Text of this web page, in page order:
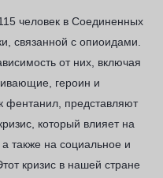
человек в Соединенных
связанной с опиоидами.
от них, включая
героин и
фентанил, представляют
который влияет на
также на социальное и
кризис в нашей стране